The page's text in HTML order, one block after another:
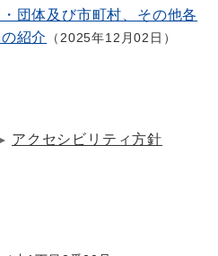
団体及び市町村、その他各
紹介
2025年12月02日
アクセシビリティ方針